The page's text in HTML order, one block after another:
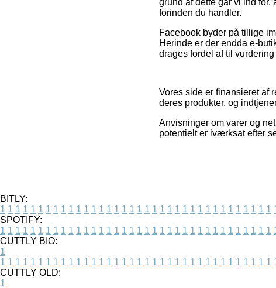
forinden du handler.
Facebook byder på tillige
Herinde er der endda e-
drages fordel af til
Vores side er finansieret af
deres produkter, og
Anvisninger om varer og
potentielt er iværksat efter
BITLY:
1 1 1 1 1 1 1 1 1 1 1 1 1 1 1 1 1 1 1 1 1 1 1 1 1 1 1 1 1 1 1 1 1 1 1 1
SPOTIFY:
1 1 1 1 1 1 1 1 1 1 1 1 1 1 1 1 1 1 1 1 1 1 1 1 1 1 1 1 1 1 1 1 1 1 1 1
CUTTLY BIO:
1
1 1 1 1 1 1 1 1 1 1 1 1 1 1 1 1 1 1 1 1 1 1 1 1 1 1 1 1 1 1 1 1 1 1 1 1
CUTTLY OLD:
1